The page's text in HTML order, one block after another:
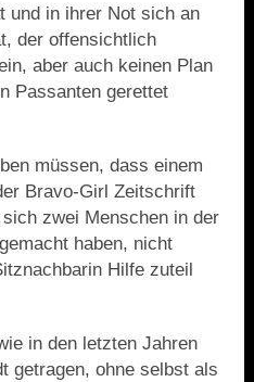
und in ihrer Not sich an
der offensichtlich
aber auch keinen Plan
Passanten gerettet
müssen, dass einem
Bravo-Girl Zeitschrift
zwei Menschen in der
haben, nicht
Hilfe zuteil
in den letzten Jahren
getragen, ohne selbst als